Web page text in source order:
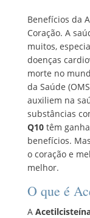
Benefícios da
Coração. A
muitos,
doenças
morte no
da Saúde
auxiliem na
substâncias
Q10têm
benefícios.
o coração e
melhor.
O que é
A